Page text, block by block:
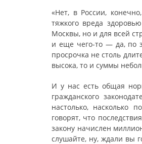
«Нет, в России,
тяжкого вреда
Москвы, но и для всей
и еще чего-то — да, по
просрочка не столь
высока, то и суммы
И у нас есть общая
гражданского
настолько, насколько
говорят, что
закону начислен
слушайте, ну, ждали вы